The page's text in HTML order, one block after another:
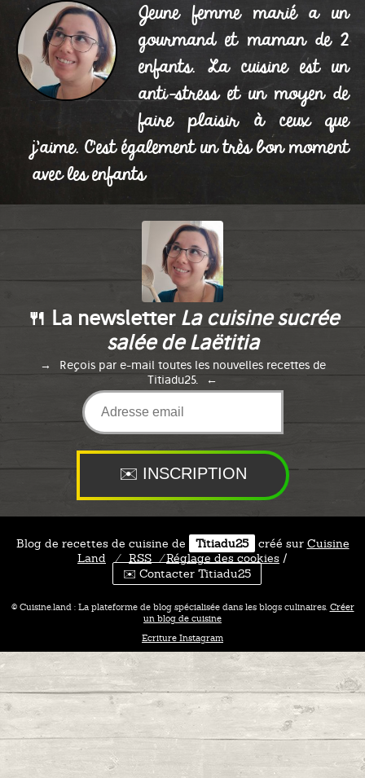
Jeune femme marié a un
gourmand et maman de 2
enfants. La cuisine est un
anti-stress et un moyen de
faire plaisir à ceux que
j'aime. C'est également un très bon moment
avec les enfants
🍴 La newsletter La cuisine sucrée
salée de Laëtitia
Reçois par e-mail toutes les nouvelles recettes de
Titiadu25.
Blog de recettes de cuisine de Titiadu25 créé sur Cuisine
Land
⁄ RSS ⁄Réglage des cookies /
✉️ Contacter Titiadu25
© Cuisine.land : La plateforme de blog spécialisée dans les blogs culinaires. Créer
un blog de cuisine
Ecriture Instagram